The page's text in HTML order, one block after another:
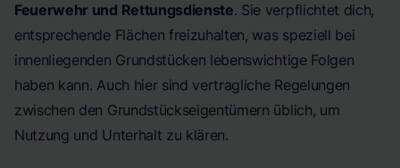
Feuerwehr und Rettungsdienste. Sie verpflichtet dich,
entsprechende Flächen freizuhalten, was speziell bei
innenliegenden Grundstücken lebenswichtige Folgen
haben kann. Auch hier sind vertragliche Regelungen
zwischen den Grundstückseigentümern üblich, um
Nutzung und Unterhalt zu klären.